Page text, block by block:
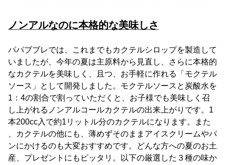
ノンアルなのに本格的な美味しさ
パパブブレでは、これまでもカクテルシロップを製造して
いましたが、今年の夏は主原料から見直し、さらに本格的
なカクテルを美味しく、且つ、お手軽に作れる「モクテル
ソース」として開発しました。モクテルソースと炭酸水を
1：4の割合で割っていただくと、お子様でも美味しく召
し上がれるノンアルコールカクテルの出来上がりです。1
本200cc入で約1リットル分のカクテルになります。また
、カクテルの他にも、薄めずそのままアイスクリームやパ
ンにかけるのも大変おすすめです。どんな方への夏のお土
産、プレゼントにもピッタリ。以下の厳選した３種の味か